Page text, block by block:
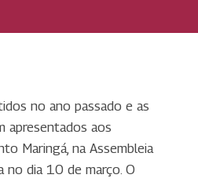
no ano passado e as
apresentados aos
Maringá, na Assembleia
no dia 10 de março. O